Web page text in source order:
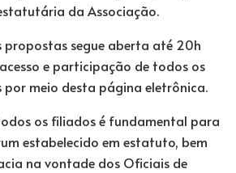
da Associação.
propostas segue aberta até 20h
e participação de todos os
por meio desta página eletrônica.
os filiados é fundamental para
estabelecido em estatuto, bem
na vontade dos Oficiais de